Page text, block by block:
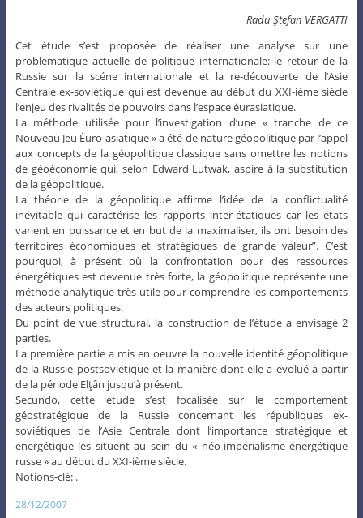
Radu Ştefan VERGATTI
Cet étude s’est proposée de réaliser une analyse sur une
problématique actuelle de politique internationale: le retour de la
Russie sur la scéne internationale et la re-découverte de l’Asie
Centrale ex-soviétique qui est devenue au début du XXI-ième siècle
l’enjeu des rivalités de pouvoirs dans l’espace éurasiatique.
La méthode utilisée pour l’investigation d’une « tranche de ce
Nouveau Jeu Éuro-asiatique » a été de nature géopolitique par l’appel
aux concepts de la géopolitique classique sans omettre les notions
de géoéconomie qui, selon Edward Lutwak, aspire à la substitution
de la géopolitique.
La théorie de la géopolitique affirme l’idée de la conflictualité
inévitable qui caractérise les rapports inter-étatiques car les états
varient en puissance et en but de la maximaliser, ils ont besoin des
territoires économiques et stratégiques de grande valeur”. C’est
pourquoi, à présent où la confrontation pour des ressources
énergétiques est devenue très forte, la géopolitique représente une
méthode analytique très utile pour comprendre les comportements
des acteurs politiques.
Du point de vue structural, la construction de l’étude a envisagé 2
parties.
La première partie a mis en oeuvre la nouvelle identité géopolitique
de la Russie postsoviétique et la manière dont elle a évolué à partir
de la période Elţân jusqu’à présent.
Secundo, cette étude s’est focalisée sur le comportement
géostratégique de la Russie concernant les républiques ex-
soviétiques de l’Asie Centrale dont l’importance stratégique et
énergétique les situent au sein du « néo-impérialisme énergétique
russe » au début du XXI-ième siècle.
Notions-clé: .
28/12/2007